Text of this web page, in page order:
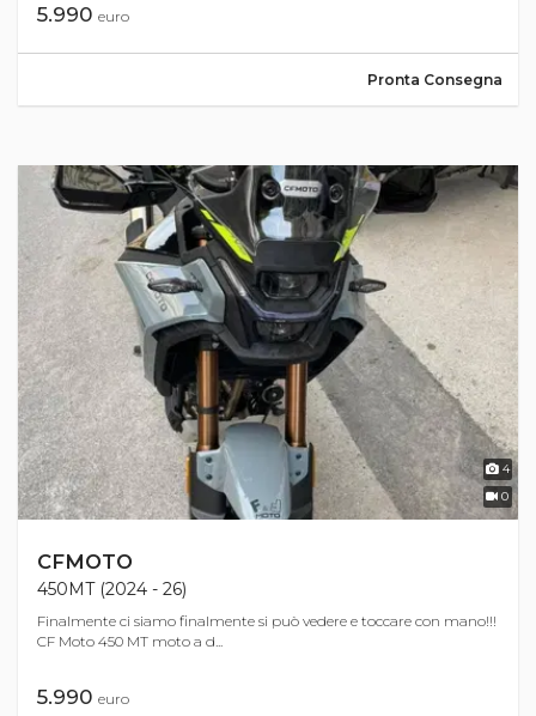
5.990 euro
Pronta Consegna
4
0
CFMOTO
450MT (2024 - 26)
Finalmente ci siamo finalmente si può vedere e toccare con mano!!!
CF Moto 450 MT moto a d...
5.990 euro